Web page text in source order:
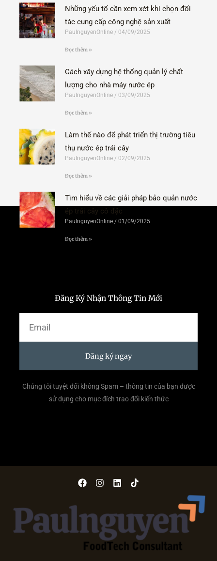
Những yếu tố cần xem xét khi chọn đối
tác cung cấp công nghệ sản xuất
PaulnguyenOnline 04/09/2025
Đọc thêm »
Cách xây dựng hệ thống quản lý chất
lượng cho nhà máy nước ép
PaulnguyenOnline 03/09/2025
Đọc thêm »
Làm thế nào để phát triển thị trường tiêu
thụ nước ép trái cây
PaulnguyenOnline 02/09/2025
Đọc thêm »
Tìm hiểu về các giải pháp bảo quản nước
ép trái cây cô đặc
PaulnguyenOnline 01/09/2025
Đọc thêm »
Đăng Ký Nhận Thông Tin Mới
Đăng ký ngay
Chúng tôi tuyệt đối không Spam – thông tin của bạn được
sử dụng cho mục đích trao đổi kiến thức